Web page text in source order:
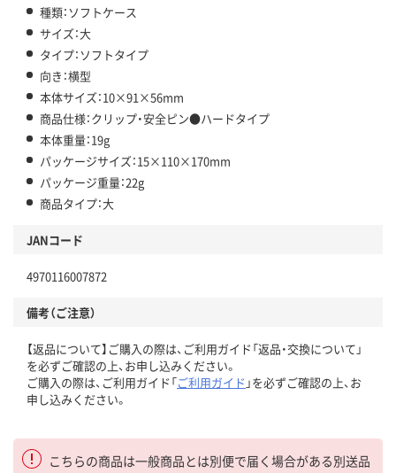
種類：ソフトケース
サイズ：大
タイプ：ソフトタイプ
向き：横型
本体サイズ：10×91×56mm
商品仕様：クリップ・安全ピン●ハードタイプ
本体重量：19g
パッケージサイズ：15×110×170mm
パッケージ重量：22g
商品タイプ：大
JANコード
4970116007872
備考（ご注意）
【返品について】ご購入の際は、ご利用ガイド「返品・交換について」
を必ずご確認の上、お申し込みください。
ご購入の際は、ご利用ガイド「ご利用ガイド 」を必ずご確認の上、お
申し込みください。
こちらの商品は一般商品とは別便で届く場合がある別送品